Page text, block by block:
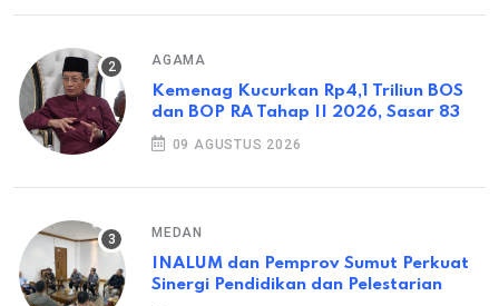
AGAMA
Kemenag Kucurkan Rp4,1 Triliun BOS
dan BOP RA Tahap II 2026, Sasar 83
09 AGUSTUS 2026
MEDAN
INALUM dan Pemprov Sumut Perkuat
Sinergi Pendidikan dan Pelestarian